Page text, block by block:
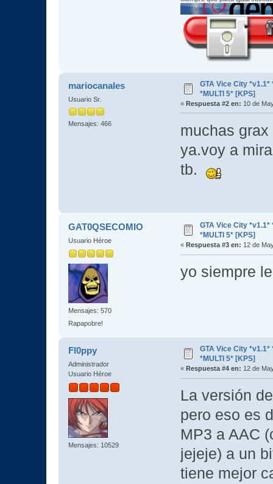
mariocanales
Usuario Sr.
Mensajes: 466
GTA Vice City *v1.1*
*MULTI 5* [KPS]
« Respuesta #2 en: 10 de
muchas
ya.voy a
tb.
GAT0QSECOMIO
Usuario Héroe
Mensajes: 570
Rapapobre!
GTA Vice City *v1.1*
*MULTI 5* [KPS]
« Respuesta #3 en: 12 de
yo siempre
Fl0ppy
Administrador
Usuario Héroe
Mensajes: 10529
GTA Vice City *v1.1*
*MULTI 5* [KPS]
« Respuesta #4 en: 12 de
La versión
pero eso es
MP3 a AAC
jejeje) a un
tiene mejor